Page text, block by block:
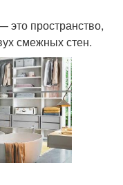
это пространство,
смежных стен.